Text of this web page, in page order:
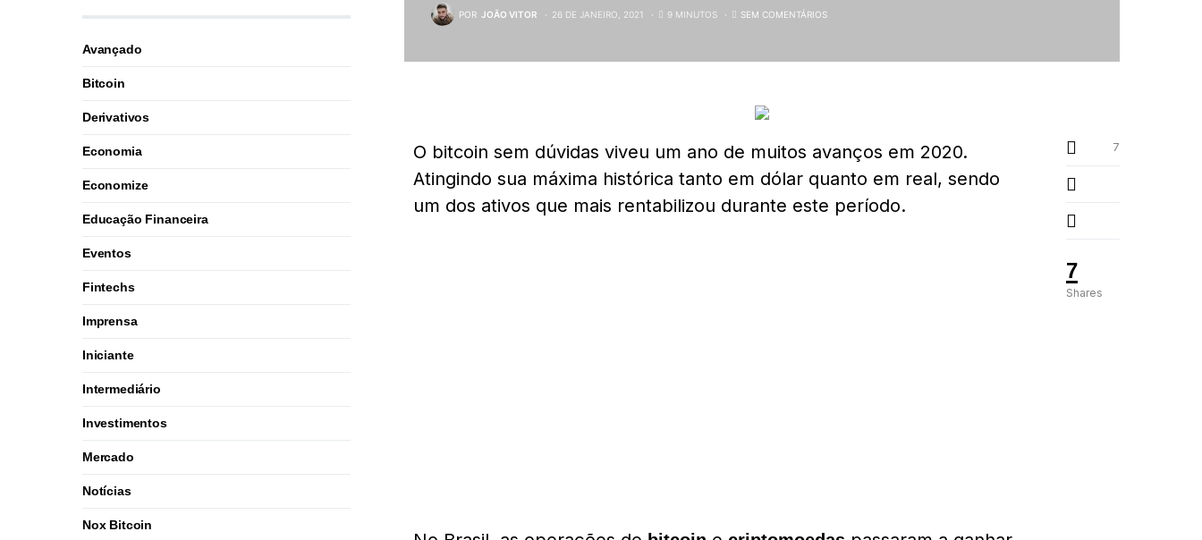
POR JOÃO VITOR 26 DE JANEIRO, 2021 9 MINUTOS SEM COMENTÁRIOS
7
Shares
7
O bitcoin sem dúvidas viveu um ano de muitos avanços em 2020.
Atingindo sua máxima histórica tanto em dólar quanto em real, sendo
um dos ativos que mais rentabilizou durante este período.
Avançado
Bitcoin
Derivativos
Economia
Economize
Educação Financeira
Eventos
Fintechs
Imprensa
Iniciante
Intermediário
Investimentos
Mercado
Notícias
Nox Bitcoin